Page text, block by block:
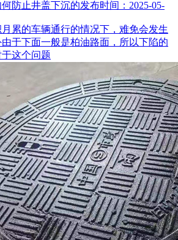
防止井盖下沉的发布时间：2025-05-
累的车辆通行的情况下，难免会发生
于下面一般是柏油路面，所以下陷的
这个问题